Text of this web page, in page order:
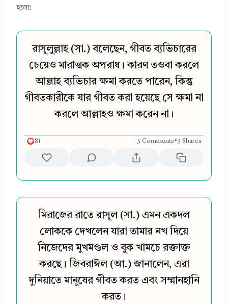
হলো:
রাসূলুল্লাহ (সা.) বলেছেন, গীবত ব্যভিচারের
চেয়েও মারাত্মক অপরাধ। কারণ তওবা করলে
আল্লাহ ব্যভিচার ক্ষমা করতে পারেন, কিন্তু
গীবতকারীকে যার গীবত করা হয়েছে সে ক্ষমা না
করলে আল্লাহও ক্ষমা করেন না।
81 3 Comments•3 Shares
মিরাজের রাতে রাসূল (সা.) এমন একদল
লোককে দেখলেন যারা তামার নখ দিয়ে
নিজেদের মুখমণ্ডল ও বুক খামচে রক্তাক্ত
করছে। জিবরাঈল (আ.) জানালেন, এরা
দুনিয়াতে মানুষের গীবত করত এবং সম্মানহানি
করত।